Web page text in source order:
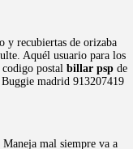
y recubiertas de orizaba
Aquél usuario para los
postal billar psp de
madrid 913207419
mal siempre va a